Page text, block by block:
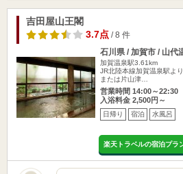
吉田屋山王閣
3.7点 / 8 件
石川県 / 加賀市 / 山代
加賀温泉駅3.61km
JR北陸本線加賀温泉駅よ
または片山津…
営業時間 14:00～22:30
入浴料金 2,500円～
日帰り 宿泊 水風呂
楽天トラベルの宿泊プラ